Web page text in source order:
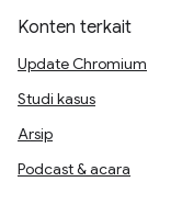
Konten terkait
Update Chromium
Studi kasus
Arsip
Podcast & acara